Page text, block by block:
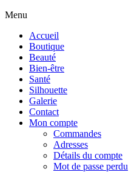
Menu
Accueil
Boutique
Beauté
Bien-être
Santé
Silhouette
Galerie
Contact
Mon compte
Commandes
Adresses
Détails du compte
Mot de passe perdu